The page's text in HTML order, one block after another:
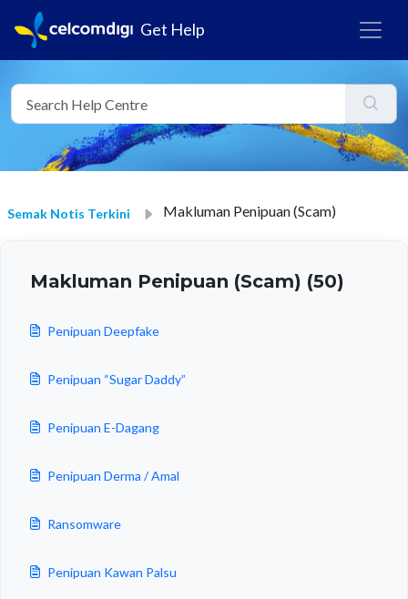
Get Help
Semak Notis Terkini Makluman Penipuan (Scam)
Makluman Penipuan (Scam) (50)
Penipuan Deepfake
Penipuan “Sugar Daddy”
Penipuan E-Dagang
Penipuan Derma / Amal
Ransomware
Penipuan Kawan Palsu